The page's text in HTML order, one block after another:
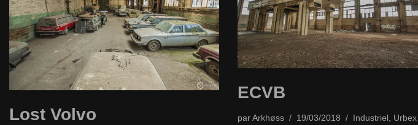
Lost Volvo
ECVB
parArkhøss 19/03/2018 Industriel, Urbex